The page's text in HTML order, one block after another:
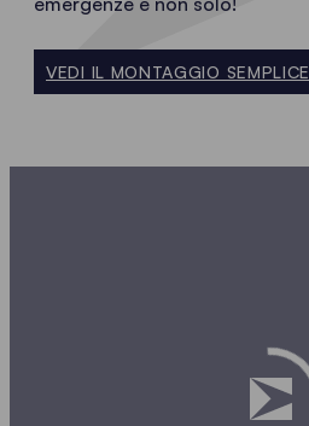
VEDI IL MONTAGGIO SEMPLICE